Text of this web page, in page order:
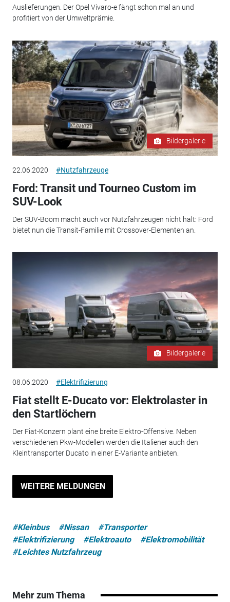
Auslieferungen. Der Opel Vivaro-e fängt schon mal an und
profitiert von der Umweltprämie.
Bildergalerie
22.06.2020 #Nutzfahrzeuge
Ford: Transit und Tourneo Custom im
SUV-Look
Der SUV-Boom macht auch vor Nutzfahrzeugen nicht halt: Ford
bietet nun die Transit-Familie mit Crossover-Elementen an.
Bildergalerie
08.06.2020 #Elektrifizierung
Fiat stellt E-Ducato vor: Elektrolaster in
den Startlöchern
Der Fiat-Konzern plant eine breite Elektro-Offensive. Neben
verschiedenen Pkw-Modellen werden die Italiener auch den
Kleintransporter Ducato in einer E-Variante anbieten.
WEITERE MELDUNGEN
#Kleinbus #Nissan
#Transporter
#Elektrifizierung
#Elektroauto
#Elektromobilität
#Leichtes Nutzfahrzeug
Mehr zum Thema